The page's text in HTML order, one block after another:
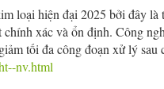
loại hiện đại 2025 bởi đây là
xác và ổn định. Công
tối đa công đoạn xử lý sau
nv.html